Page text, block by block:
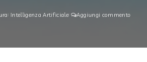
Intelligenza Artificiale
Aggiungi commento